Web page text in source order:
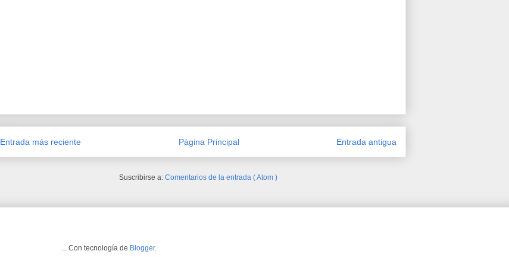
Entrada más reciente Entrada antigua
Página Principal
Suscribirse a: Comentarios de la entrada ( Atom )
... Con tecnología de Blogger.